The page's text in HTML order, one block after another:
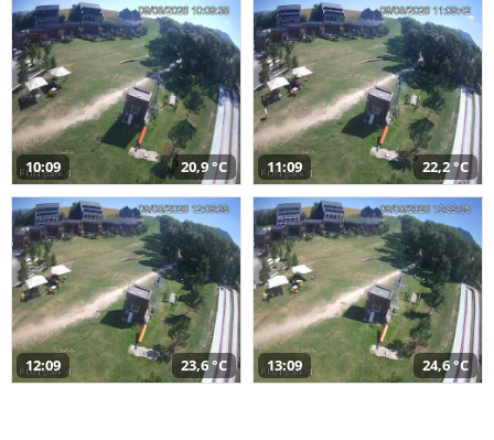
10:09 20,9 °C 11:09 22,2 °C
12:09 23,6 °C 13:09 24,6 °C